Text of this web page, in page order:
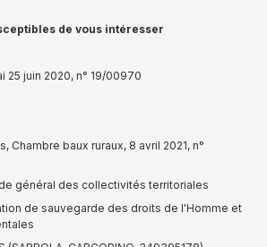
de vous intéresser
25 juin 2020, n° 19/00970
Chambre baux ruraux, 8 avril 2021, n°
général des collectivités territoriales
de sauvegarde des droits de l'Homme et